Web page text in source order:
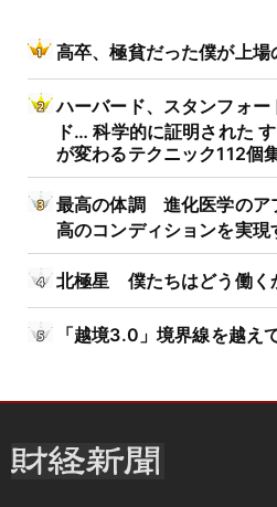
高卒、極貧だった僕が上場
ハーバード、スタンフォ
ド… 科学的に証明された
が変わるテクニック112個
最高の体調 進化医学のア
高のコンディションを実現
北極星 僕たちはどう働く
「越境3.0」境界線を越え